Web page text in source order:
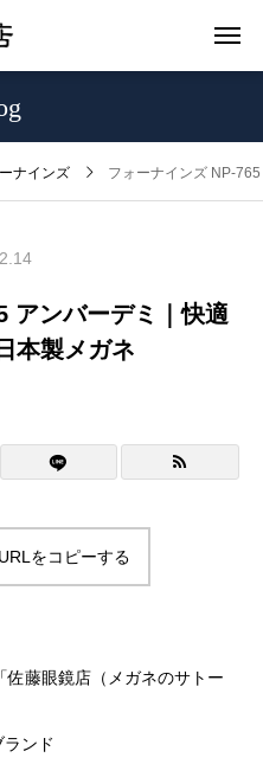
ナインズ フォーナインズ NP-
アンバーデミ｜快適
本製メガネ
をコピーする
藤眼鏡店（メガネのサトー
ンド